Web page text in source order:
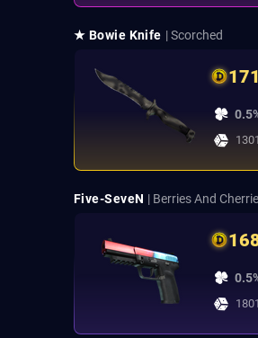
★ Bowie Knife | Scorched
Five-SeveN | Berries And